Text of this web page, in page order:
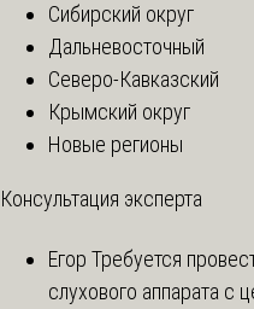
Сибирский округ
Дальневосточный
Северо-Кавказский
Крымский округ
Новые регионы
Консультация эксперта
Егор Требуется
слухового аппарата с